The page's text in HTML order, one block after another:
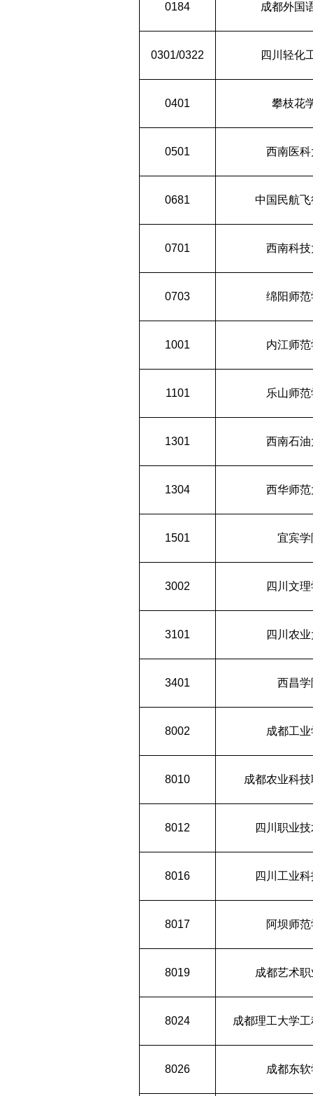
0184 成都外国
0301/0322 四川轻化
0401 攀枝花
0501 西南医
0681 中国民航
0701 西南科
0703 绵阳师
1001 内江师
1101 乐山师
1301 西南石
1304 西华师
1501 宜宾学
3002 四川文
3101 四川农
3401 西昌学
8002 成都工
8010 成都农业科
8012 四川职业
8016 四川工业
8017 阿坝师
8019 成都艺术
8024 成都理工大学
8026 成都东